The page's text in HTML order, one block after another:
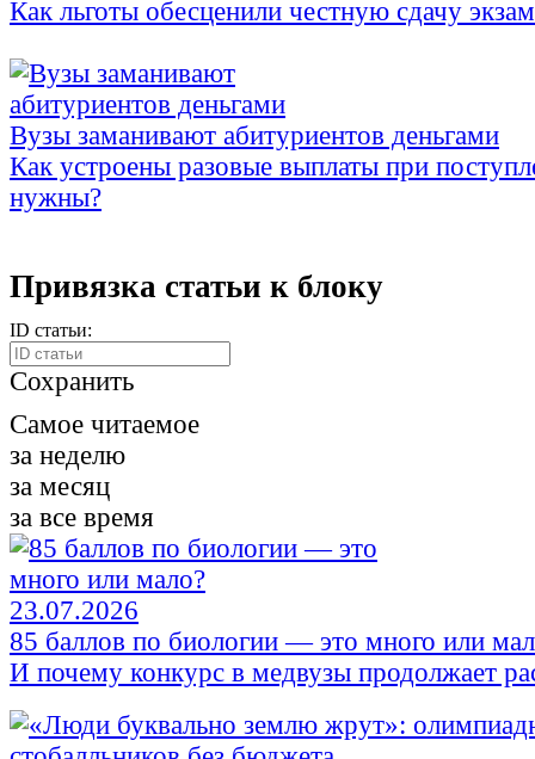
Как льготы обесценили честную сдачу
Вузы заманивают абитуриентов деньгами
Как устроены разовые выплаты при
нужны?
Привязка статьи к блоку
ID статьи:
Сохранить
Самое читаемое
за неделю
за месяц
за все время
23.07.2026
85 баллов по биологии — это много или
И почему конкурс в медвузы продолжает